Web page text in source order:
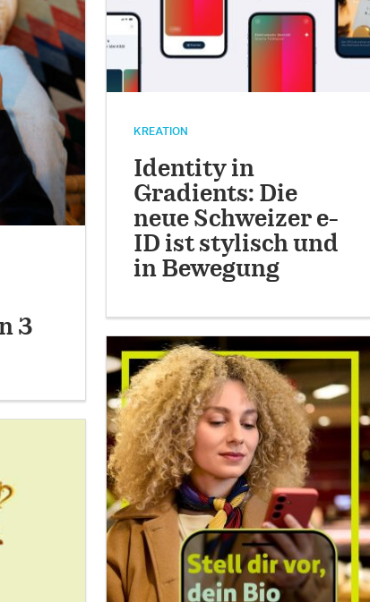
3
KREATION
Identity in
Gradients: Die
neue Schweizer e-
ID ist stylisch und
in Bewegung